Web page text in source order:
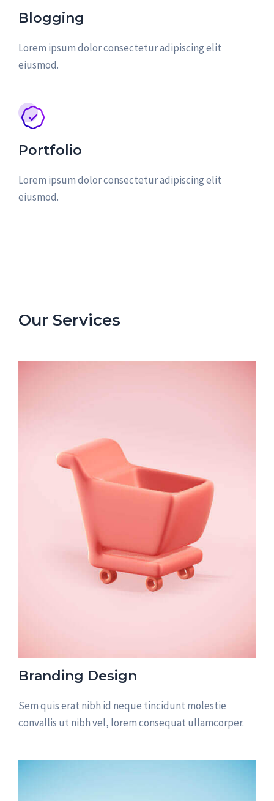
Blogging
Lorem ipsum dolor consectetur adipiscing elit
eiusmod.
Portfolio
Lorem ipsum dolor consectetur adipiscing elit
eiusmod.
Our Services
Branding Design
Sem quis erat nibh id neque tincidunt molestie
convallis ut nibh vel, lorem consequat ullamcorper.